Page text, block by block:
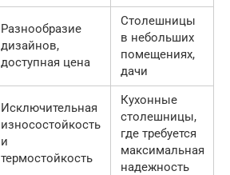
Разнообразие
дизайнов,
доступная цена
Столешницы
в небольших
помещениях,
дачи
Исключительная
износостойкость
и
термостойкость
Кухонные
столешницы,
где требуется
максимальная
надежность